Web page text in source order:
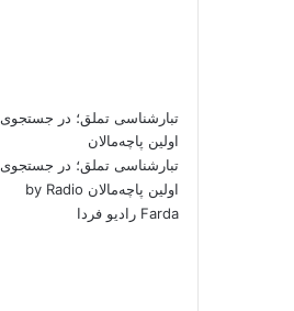
تبارشناسی تملق؛ در جستجوی
اولین‌ پاچه‌مالان
تبارشناسی تملق؛ در جستجوی
اولین‌ پاچه‌مالان by Radio
Farda رادیو فردا